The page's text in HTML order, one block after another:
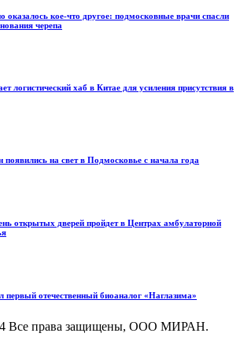
оказалось кое-что другое: подмосковные врачи спасли
черепа
логистический хаб в Китае для усиления присутствия в
появились на свет в Подмосковье с начала года
открытых дверей пройдет в Центрах амбулаторной
первый отечественный биоаналог «Наглазима»
Все права защищены, ООО МИРАН.